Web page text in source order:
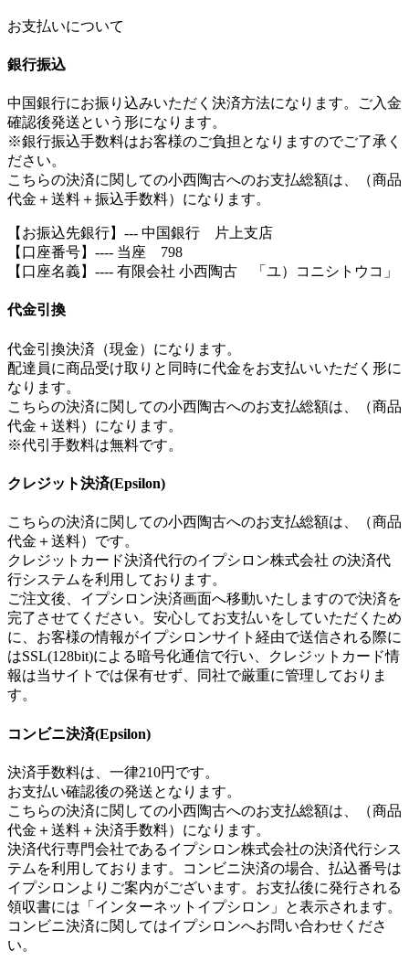
お支払いについて
銀行振込
中国銀行にお振り込みいただく決済方法になります。ご入金
確認後発送という形になります。
※銀行振込手数料はお客様のご負担となりますのでご了承く
ださい。
こちらの決済に関しての小西陶古へのお支払総額は、（商品
代金＋送料＋振込手数料）になります。
【お振込先銀行】--- 中国銀行 片上支店
【口座番号】---- 当座 798
【口座名義】---- 有限会社 小西陶古 「ユ）コニシトウコ」
代金引換
代金引換決済（現金）になります。
配達員に商品受け取りと同時に代金をお支払いいただく形に
なります。
こちらの決済に関しての小西陶古へのお支払総額は、（商品
代金＋送料）になります。
※代引手数料は無料です。
クレジット決済(Epsilon)
こちらの決済に関しての小西陶古へのお支払総額は、（商品
代金＋送料）です。
クレジットカード決済代行のイプシロン株式会社 の決済代
行システムを利用しております。
ご注文後、イプシロン決済画面へ移動いたしますので決済を
完了させてください。安心してお支払いをしていただくため
に、お客様の情報がイプシロンサイト経由で送信される際に
はSSL(128bit)による暗号化通信で行い、クレジットカード情
報は当サイトでは保有せず、同社で厳重に管理しておりま
す。
コンビニ決済(Epsilon)
決済手数料は、一律210円です。
お支払い確認後の発送となります。
こちらの決済に関しての小西陶古へのお支払総額は、（商品
代金＋送料＋決済手数料）になります。
決済代行専門会社であるイプシロン株式会社の決済代行シス
テムを利用しております。コンビニ決済の場合、払込番号は
イプシロンよりご案内がございます。お支払後に発行される
領収書には「インターネットイプシロン」と表示されます。
コンビニ決済に関してはイプシロンへお問い合わせくださ
い。